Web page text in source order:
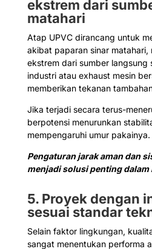
ekstrem dari
matahari
Atap UPVC dirancang untuk
akibat paparan sinar matahari,
ekstrem dari sumber langsung
industri atau exhaust mesin
memberikan tekanan
Jika terjadi secara terus-
berpotensi menurunkan
mempengaruhi umur pakainya.
Pengaturan jarak aman dan
menjadi solusi penting
5. Proyek dengan
sesuai standar
Selain faktor lingkungan,
sangat menentukan performa